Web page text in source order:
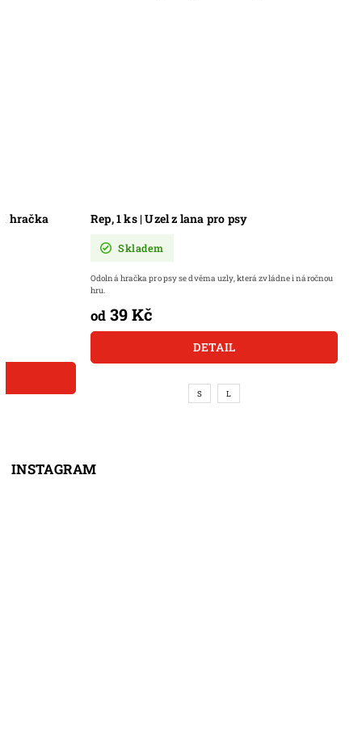
Frisbee, 1 ks | Ohebná aportovací hračka
Ohebná létající hračka
Odolná hračka pro
INSTAGRAM